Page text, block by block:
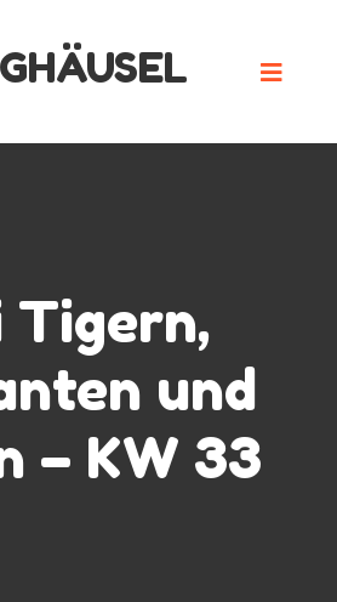
Tigern,
und
– KW 33